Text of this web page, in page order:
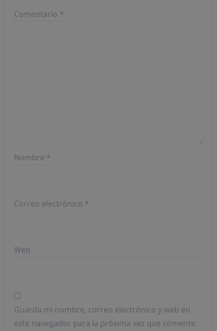
Comentario *
Nombre *
Correo electrónico *
Web
Guarda mi nombre, correo electrónico y web en
este navegador para la próxima vez que comente.